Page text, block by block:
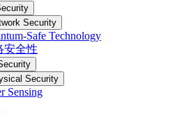
Security
Safe Technology
安全性
Security
Sensing